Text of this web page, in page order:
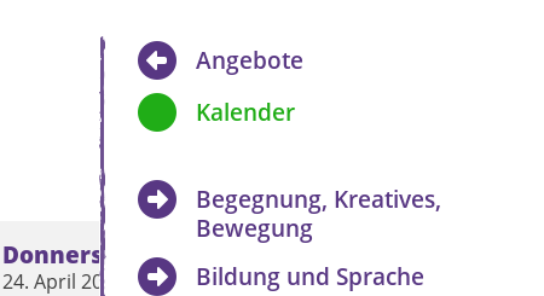
Donnerstag
24. April 2025 25. April 2025
Angebote
Kalender
Begegnung, Kreatives,
Bewegung
Bildung und Sprache